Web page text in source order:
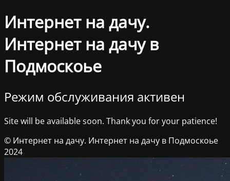
Интернет на дачу.
Интернет на дачу в
Подмоскоье
Режим обслуживания активен
Site will be available soon. Thank you for your patience!
© Интернет на дачу. Интернет на дачу в Подмоскоье
2024